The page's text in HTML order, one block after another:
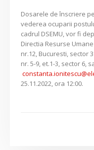
Dosarele de înscriere
vederea ocuparii
cadrul DSEMU, vor fi
Directia Resurse
nr.12, Bucuresti, sector
nr. 5-9, et.1-3, sector 6,
25.11.2022, ora 12:00.